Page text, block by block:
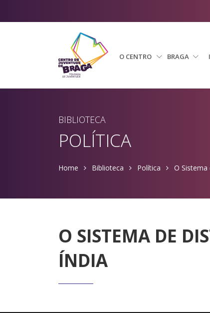
O CENTRO BRAGA
BIBLIOTECA
POLÍTICA
Home Biblioteca Política O Sistema
O SISTEMA DE
ÍNDIA